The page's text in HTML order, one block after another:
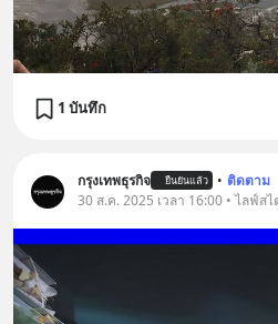
1 บันทึก
กรุงเทพธุรกิจ ยืนยันแล้ว • ติดตาม
30 ส.ค. 2025 เวลา 16:00 • ไลฟ์ส